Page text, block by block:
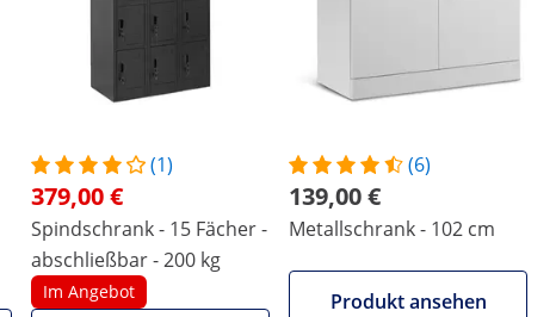
(1)
379,00 €
Spindschrank - 15 Fächer -
abschließbar - 200 kg
Im Angebot
(6)
139,00 €
Metallschrank - 102 cm
Produkt ansehen